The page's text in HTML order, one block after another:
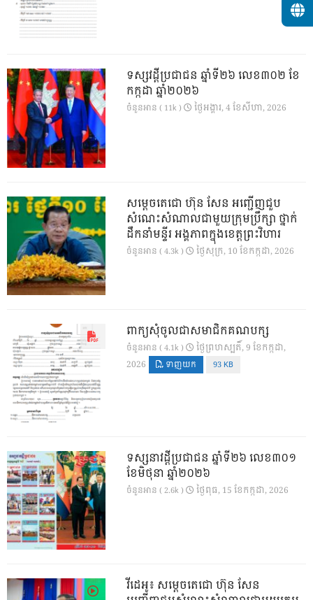
ទស្សវដ្តីប្រជាជន ឆ្នាំទី២៦ លេខ៣០២ ខែ
កក្កដា ឆ្នាំ២០២៦
ចំនួនអាន ( 11k ) ថ្ងៃ​អង្គារ, 4 ខែ​សីហា, 2026
សម្តេចតេជោ ហ៊ុន សែន អញ្ជើញជួប
សំណេះសំណាលជាមួយក្រុមប្រឹក្សា ថ្នាក់
ដឹកនាំមន្ទីរ អង្គភាពក្នុងខេត្តព្រះវិហារ
ចំនួនអាន ( 4.3k ) ថ្ងៃ​សុក្រ, 10 ខែ​កក្កដា, 2026
ពាក្យសុំចូលជាសមាជិកគណបក្ស
ចំនួនអាន ( 4.1k )
ថ្ងៃ​ព្រហស្បតិ៍, 9 ខែ​កក្កដា,
2026
ទាញយក 93 KB
ទស្សនាវដ្ដីប្រជាជន ឆ្នាំទី២៦ លេខ៣០១
ខែមិថុនា ឆ្នាំ២០២៦
ចំនួនអាន ( 2.6k ) ថ្ងៃ​ពុធ, 15 ខែ​កក្កដា, 2026
វីដេអូ៖ សម្តេចតេជោ ហ៊ុន សែន